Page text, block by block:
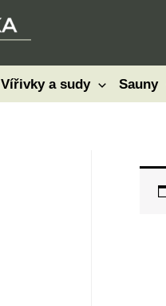
Vířivky a sudy Sauny